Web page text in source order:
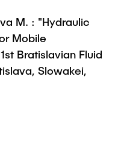
M. : "Hydraulic
Mobile
Bratislavian Fluid
Slowakei,